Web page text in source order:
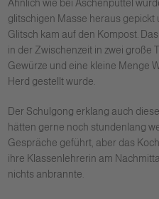
Ähnlich wie bei Aschenputtel
glitschigen Masse heraus gepickt
Glitsch kam auf den Kompost.
in der Zwischenzeit in zwei große
Gewürze und eine kleine Menge
Herd gestellt wurde.
Der Schulgong erklang auch
hätten gerne noch stundenlang
Gespräche geführt, aber das
ihre Klassenlehrerin am
nichts anbrannte.